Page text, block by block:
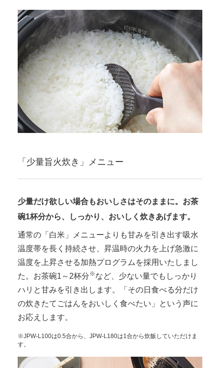
「少量旨火炊き」メニュー
少量だけ欲しい場合もおいしさはそのままに。お茶
碗1杯分から、しっかり、おいしく炊きあげます。
通常の「白米」メニューよりも甘みを引き出す吸水
温度帯を長く持続させ、昇温時の火力を上げ急激に
温度を上昇させる加熱プログラムを採用いたしまし
た。お茶碗1～2杯分※など、少ない量でもしっかり
ハリと甘みを引き出します。「その日食べる分だけ
の炊きたてごはんをおいしく食べたい」という声に
お応えします。
※JPW-L100は0.5合から、JPW-L180は1合から炊飯していただけま
す。